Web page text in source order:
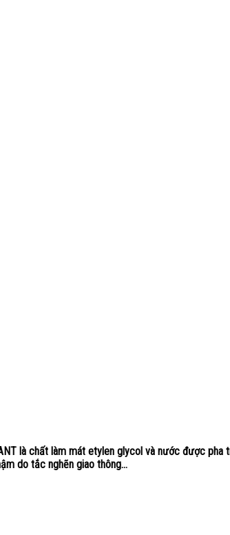
là chất làm mát etylen glycol và nước được
do tắc nghẽn giao thông...